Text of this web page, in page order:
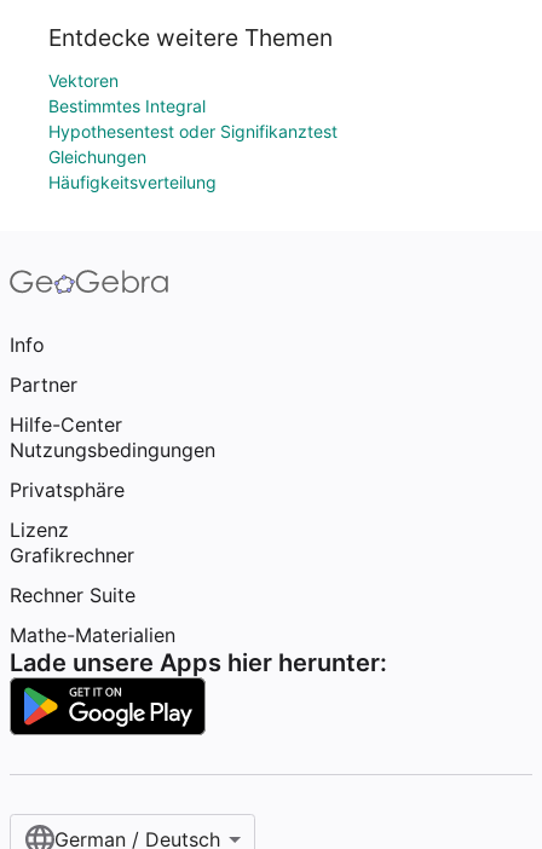
Entdecke weitere Themen
Vektoren
Bestimmtes Integral
Hypothesentest oder Signifikanztest
Gleichungen
Häufigkeitsverteilung
Info
Partner
Hilfe-Center
Nutzungsbedingungen
Privatsphäre
Lizenz
Grafikrechner
Rechner Suite
Mathe-Materialien
Lade unsere Apps hier herunter:
German / Deutsch